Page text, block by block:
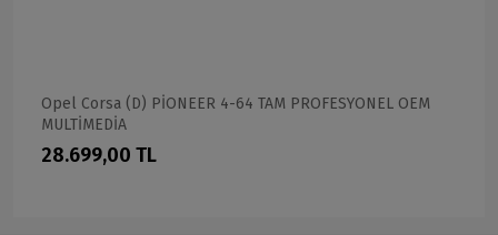
Opel Corsa (D) PİONEER 4-64 TAM PROFESYONEL OEM
MULTİMEDİA
28.699,00 TL